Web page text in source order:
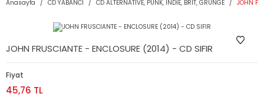
Anasayfa CD YABANCI CD ALTERNATIVE, PUNK, INDIE, BRIT, GRUNGE JOHN
JOHN FRUSCIANTE - ENCLOSURE (2014) - CD SIFIR
Fiyat
45,76 TL